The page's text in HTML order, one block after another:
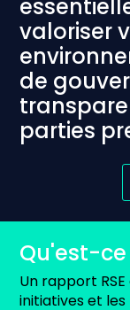
valoriser
de
parties
Qu'est-ce
Un rapport
initiatives et